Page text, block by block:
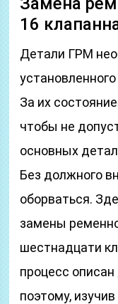
16
Детали ГРМ
За их
чтобы не
основных
Без должного
оборваться.
замены
шестнадцати
процесс
поэтому,